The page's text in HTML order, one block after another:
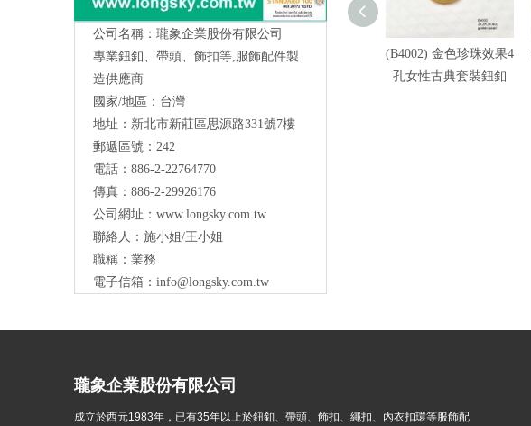
Long Sky- 服裝輔料、鈕扣、扣環、繩扣、
服飾配件製造供應
公司名稱：瓏象企業股份有限公司
專業鈕釦、帶頭、飾扣等,服飾配件製
造供應商
國家/地區：台灣
地址：新北市新莊區思源路331號7樓
郵遞區號：242
電話：886-2-22764770
傳真：886-2-29926176
公司網址： www.longsky.com.tw
聯絡人：施小姐/王小姐
職稱：業務
電子信箱： info@longsky.com.tw
(B4002) 金色珍珠效果4
孔女性古典套裝鈕釦
瓏象企業股份有限公司
成立於西元1983年， 已有35年以上於鈕釦、帶頭、飾扣、繩扣、內衣扣環等服飾配